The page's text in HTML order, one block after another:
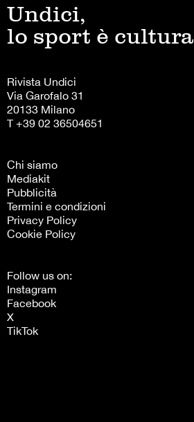
Undici,
lo sport è cultura
Rivista Undici
Via Garofalo 31
20133 Milano
T +39 02 36504651
Chi siamo
Mediakit
Pubblicità
Termini e condizioni
Privacy Policy
Cookie Policy
Follow us on:
Instagram
Facebook
X
TikTok